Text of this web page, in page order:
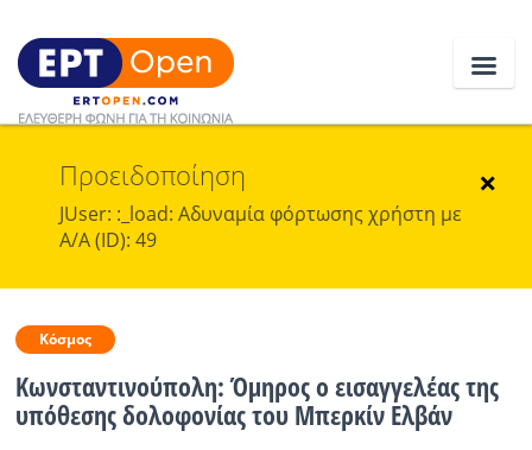
Ειδήσεις
Ελλάδα
Πολιτική
Οικονομία
×
Προειδοποίηση
JUser: :_load: Αδυναμία φόρτωσης χρήστη με
Α/Α (ID): 49
Κόσμος
Κωνσταντινούπολη: Όμηρος ο εισαγγελέας της
υπόθεσης δολοφονίας του Μπερκίν Ελβάν